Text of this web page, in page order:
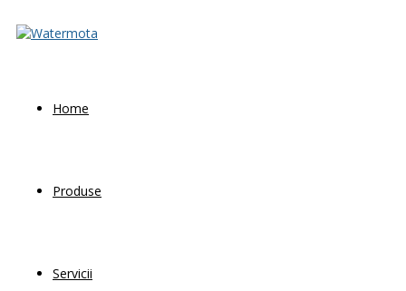
Home
Produse
Servicii